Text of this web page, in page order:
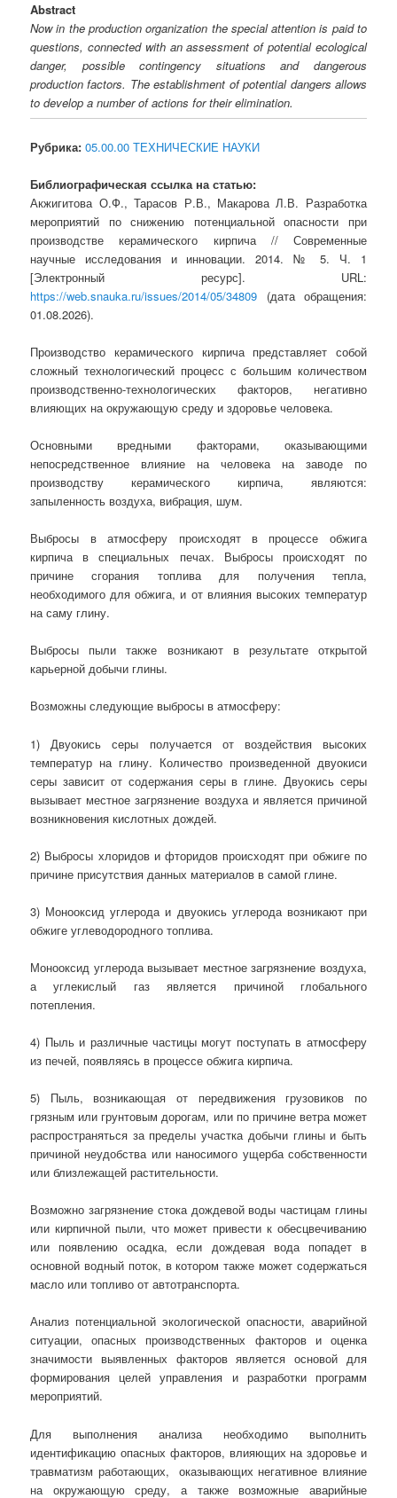
Abstract
Now in the production organization the special attention is paid to
questions, connected with an assessment of potential ecological
danger, possible contingency situations and dangerous
production factors. The establishment of potential dangers allows
to develop a number of actions for their elimination.
Рубрика: 05.00.00 ТЕХНИЧЕСКИЕ НАУКИ
Библиографическая ссылка на статью:
Акжигитова О.Ф., Тарасов Р.В., Макарова Л.В. Разработка
мероприятий по снижению потенциальной опасности при
производстве керамического кирпича // Современные
научные исследования и инновации. 2014. № 5. Ч. 1
[Электронный ресурс]. URL:
https://web.snauka.ru/issues/2014/05/34809 (дата обращения:
01.08.2026).
Производство керамического кирпича представляет собой
сложный технологический процесс с большим количеством
производственно-технологических факторов, негативно
влияющих на окружающую среду и здоровье человека.
Основными вредными факторами, оказывающими
непосредственное влияние на человека на заводе по
производству керамического кирпича, являются:
запыленность воздуха, вибрация, шум.
Выбросы в атмосферу происходят в процессе обжига
кирпича в специальных печах. Выбросы происходят по
причине сгорания топлива для получения тепла,
необходимого для обжига, и от влияния высоких температур
на саму глину.
Выбросы пыли также возникают в результате открытой
карьерной добычи глины.
Возможны следующие выбросы в атмосферу:
1) Двуокись серы получается от воздействия высоких
температур на глину. Количество произведенной двуокиси
серы зависит от содержания серы в глине. Двуокись серы
вызывает местное загрязнение воздуха и является причиной
возникновения кислотных дождей.
2) Выбросы хлоридов и фторидов происходят при обжиге по
причине присутствия данных материалов в самой глине.
3) Монооксид углерода и двуокись углерода возникают при
обжиге углеводородного топлива.
Монооксид углерода вызывает местное загрязнение воздуха,
а углекислый газ является причиной глобального
потепления.
4) Пыль и различные частицы могут поступать в атмосферу
из печей, появляясь в процессе обжига кирпича.
5) Пыль, возникающая от передвижения грузовиков по
грязным или грунтовым дорогам, или по причине ветра может
распространяться за пределы участка добычи глины и быть
причиной неудобства или наносимого ущерба собственности
или близлежащей растительности.
Возможно загрязнение стока дождевой воды частицам глины
или кирпичной пыли, что может привести к обесцвечиванию
или появлению осадка, если дождевая вода попадет в
основной водный поток, в котором также может содержаться
масло или топливо от автотранспорта.
Анализ потенциальной экологической опасности, аварийной
ситуации, опасных производственных факторов и оценка
значимости выявленных факторов является основой для
формирования целей управления и разработки программ
мероприятий.
Для выполнения анализа необходимо выполнить
идентификацию опасных факторов, влияющих на здоровье и
травматизм работающих, оказывающих негативное влияние
на окружающую среду, а также возможные аварийные